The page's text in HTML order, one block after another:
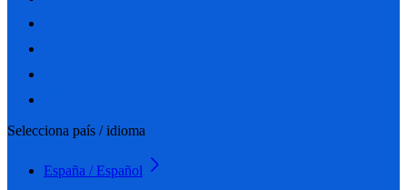
Selecciona país / idioma
España / Español